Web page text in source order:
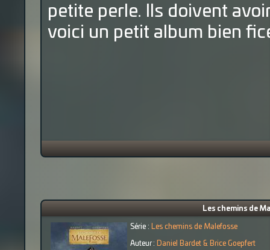
petite perle. Ils doivent
voici un petit album bien
Les chemins de
Série : Les chemins de Malefosse
Auteur : Daniel Bardet & Brice Goepfert